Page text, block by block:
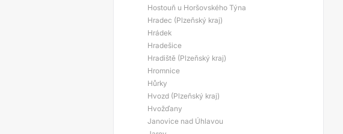
Hostouň u Horšovského Týna
Hradec (Plzeňský kraj)
Hrádek
Hradešice
Hradiště (Plzeňský kraj)
Hromnice
Hůrky
Hvozd (Plzeňský kraj)
Hvožďany
Janovice nad Úhlavou